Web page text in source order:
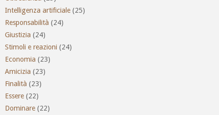
Intelligenza artificiale (25)
Responsabilità (24)
Giustizia (24)
Stimoli e reazioni (24)
Economia (23)
Amicizia (23)
Finalità (23)
Essere (22)
Dominare (22)